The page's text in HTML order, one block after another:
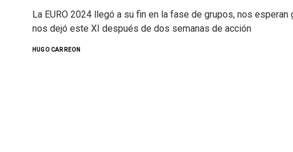
La EURO 2024 llegó a su fin en la fase de grupos, nos
nos dejó este XI después de dos semanas de acción
HUGO CARREON